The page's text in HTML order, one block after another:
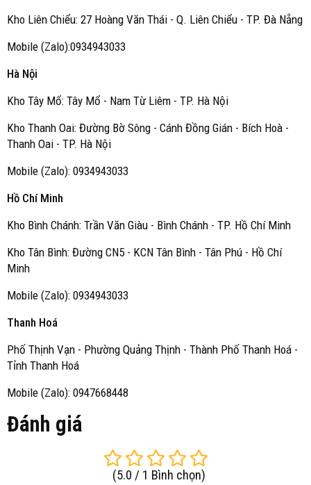
Kho Liên Chiểu: 27 Hoàng Văn Thái - Q. Liên Chiểu - TP. Đà Nẵng
Mobile (Zalo):0934943033
Hà Nội
Kho Tây Mổ: Tây Mổ - Nam Từ Liêm - TP. Hà Nội
Kho Thanh Oai: Đường Bờ Sông - Cánh Đồng Gián - Bích Hoà -
Thanh Oai - TP. Hà Nội
Mobile (Zalo): 0934943033
Hồ Chí Minh
Kho Bình Chánh: Trần Văn Giàu - Bình Chánh - TP. Hồ Chí Minh
Kho Tân Bình: Đường CN5 - KCN Tân Bình - Tân Phú - Hồ Chí
Minh
Mobile (Zalo): 0934943033
Thanh Hoá
Phố Thịnh Vạn - Phường Quảng Thịnh - Thành Phố Thanh Hoá -
Tỉnh Thanh Hoá
Mobile (Zalo): 0947668448
Đánh giá
(5.0 / 1 Bình chọn)